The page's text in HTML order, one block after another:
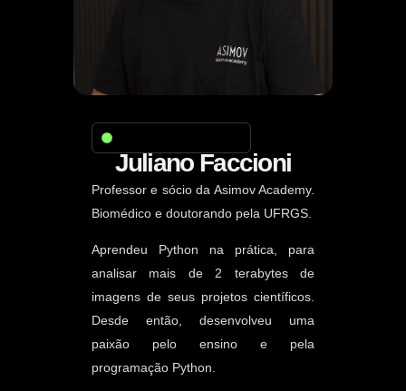
Seu professor neste curso
Juliano Faccioni
Professor e sócio da Asimov Academy.
Biomédico e doutorando pela UFRGS.
Aprendeu Python na prática, para
analisar mais de 2 terabytes de
imagens de seus projetos científicos.
Desde então, desenvolveu uma
paixão pelo ensino e pela
programação Python.